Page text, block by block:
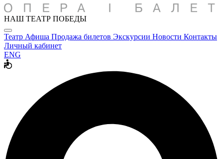
НАШ ТЕАТР ПОБЕДЫ
Театр Афиша Продажа билетов Экскурсии Новости Контакты
Личный кабинет
ENG